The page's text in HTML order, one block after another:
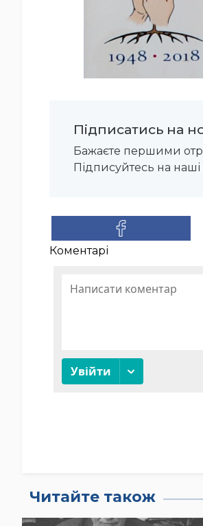
Підписатись на
Бажаєте першими
Підписуйтесь на наші
Коментарі
Читайте також